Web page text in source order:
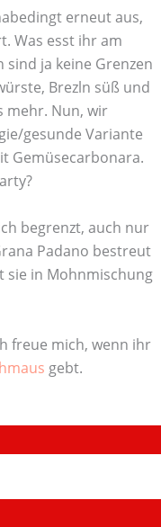
erneut aus,
Was esst ihr am
sind ja keine Grenzen
Brezln süß und
mehr. Nun, wir
gesunde Variante
Gemüsecarbonara.
begrenzt, auch nur
Padano bestreut
sie in Mohnmischung
freue mich, wenn ihr
gebt.